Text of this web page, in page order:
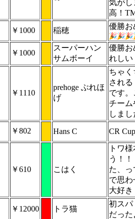
気がし
高！
￥1000 稲穂 優勝お
￥1000
スーパーハン
サムボーイ
優勝お
れしい
￥1110
prehoge ぷれほ
げ
ちゃ
され
です
チーム
しま
￥802 Hans C CR
￥610 こはく
トワ
う！
た、
で思
大好き
￥12000 トラ猫
初スパ
だった